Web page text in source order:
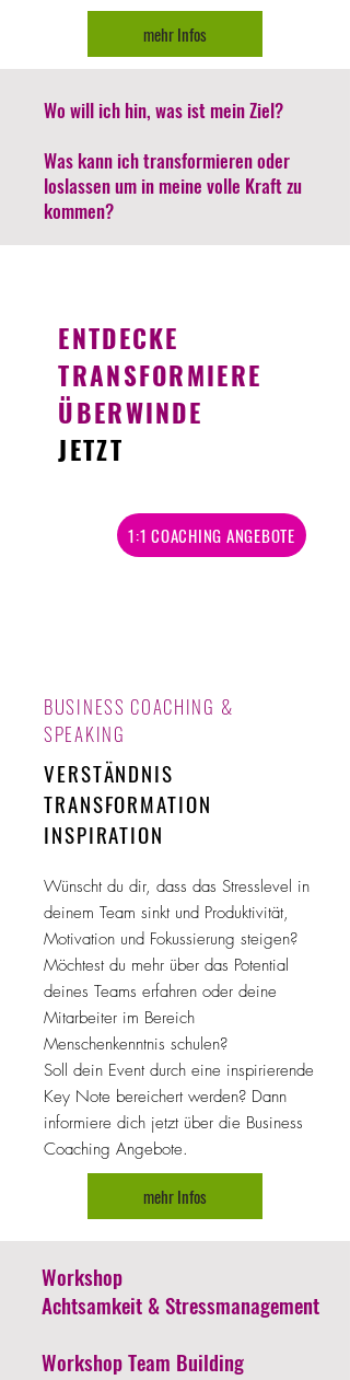
mehr Infos
Wo will ich hin, was ist mein Ziel?
Was kann ich transformieren oder
loslassen um in meine volle Kraft zu
kommen?
ENTDECKE
TRANSFORMIERE
ÜBERWINDE
JETZT
1:1 COACHING ANGEBOTE
BUSINESS COACHING &
SPEAKING
VERSTÄNDNIS
TRANSFORMATION
INSPIRATION
Wünscht du dir, dass das Stresslevel in
deinem Team sinkt und Produktivität,
Motivation und Fokussierung steigen?
Möchtest du mehr über das Potential
deines Teams erfahren oder deine
Mitarbeiter im Bereich
Menschenkenntnis schulen?
Soll dein Event durch eine inspirierende
Key Note bereichert werden? Dann
informiere dich jetzt über die Business
Coaching Angebote.
mehr Infos
Workshop
Achtsamkeit & Stressmanagement
Workshop Team Building